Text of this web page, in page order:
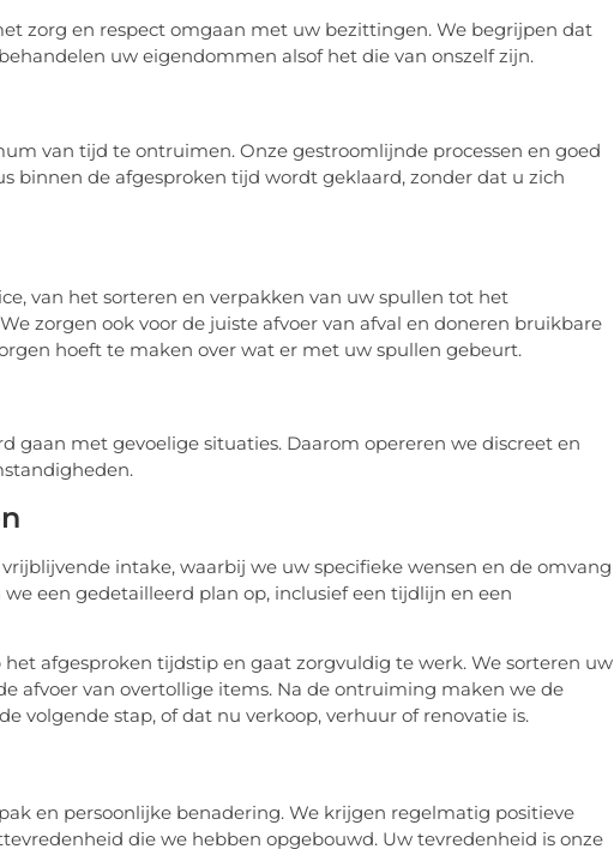
zorg en respect omgaan met uw bezittingen. We begrijpen dat
uw eigendommen alsof het die van onszelf zijn.
van tijd te ontruimen. Onze gestroomlijnde processen en goed
binnen de afgesproken tijd wordt geklaard, zonder dat u zich
van het sorteren en verpakken van uw spullen tot het
zorgen ook voor de juiste afvoer van afval en doneren bruikbare
hoeft te maken over wat er met uw spullen gebeurt.
met gevoelige situaties. Daarom opereren we discreet en
intake, waarbij we uw specifieke wensen en de omvang
een gedetailleerd plan op, inclusief een tijdlijn en een
afgesproken tijdstip en gaat zorgvuldig te werk. We sorteren uw
afvoer van overtollige items. Na de ontruiming maken we de
volgende stap, of dat nu verkoop, verhuur of renovatie is.
en persoonlijke benadering. We krijgen regelmatig positieve
die we hebben opgebouwd. Uw tevredenheid is onze